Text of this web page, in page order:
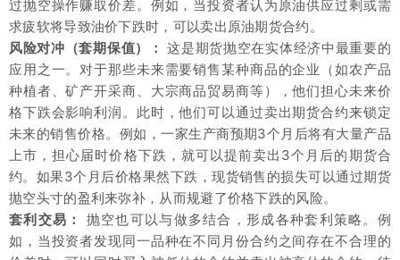
过抛空操作赚取价差。例如，当投资者认为原油供应过剩或需
求疲软将导致油价下跌时，可以卖出原油期货合约。
风险对冲（套期保值）： 这是期货抛空在实体经济中最重要的
应用之一。对于那些未来需要销售某种商品的企业（如农产品
种植者、矿产开采商、大宗商品贸易商等），他们担心未来价
格下跌会影响利润。此时，他们可以通过卖出期货合约来锁定
未来的销售价格。例如，一家生产商预期3个月后将有大量产品
上市，担心届时价格下跌，就可以提前卖出3个月后的期货合
约。如果3个月后价格果然下跌，现货销售的损失可以通过期货
抛空头寸的盈利来弥补，从而规避了价格下跌的风险。
套利交易：
抛空也可以与做多结合，形成各种套利策略。例
如，当投资者发现同一品种在不同月份合约之间存在不合理的